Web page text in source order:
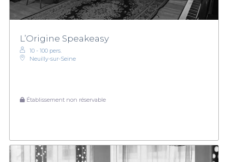
L’Origine Speakeasy
10 - 100 pers.
Neuilly-sur-Seine
Établissement non réservable